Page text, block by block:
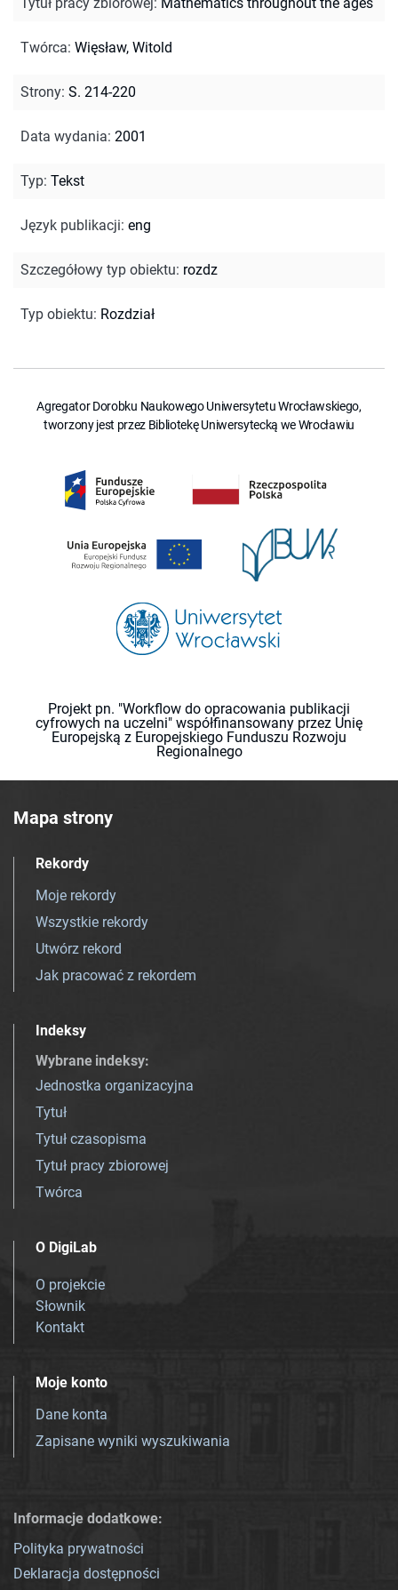
Twórca: Więsław, Witold
Strony: S. 214-220
Data wydania: 2001
Typ: Tekst
Język publikacji: eng
Szczegółowy typ obiektu: rozdz
Typ obiektu: Rozdział
Agregator Dorobku Naukowego Uniwersytetu Wrocławskiego,
tworzony jest przez Bibliotekę Uniwersytecką we Wrocławiu
Projekt pn. "Workflow do opracowania publikacji
cyfrowych na uczelni" współfinansowany przez Unię
Europejską z Europejskiego Funduszu Rozwoju
Regionalnego
Mapa strony
Rekordy
Moje rekordy
Wszystkie rekordy
Utwórz rekord
Jak pracować z rekordem
Indeksy
Wybrane indeksy:
Jednostka organizacyjna
Tytuł
Tytuł czasopisma
Tytuł pracy zbiorowej
Twórca
O DigiLab
O projekcie
Słownik
Kontakt
Moje konto
Dane konta
Zapisane wyniki wyszukiwania
Informacje dodatkowe:
Polityka prywatności
Deklaracja dostępności